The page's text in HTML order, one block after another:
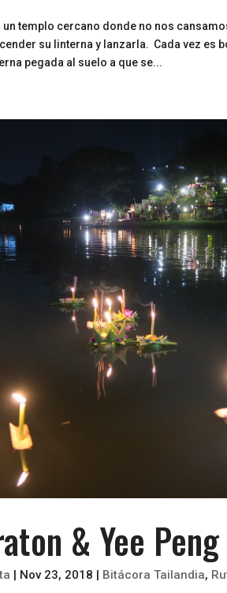
un templo cercano donde no nos
su linterna y lanzarla. Cada vez es
pegada al suelo a que se...
& Yee Peng
| Nov 23, 2018 | Bitácora Tailandia,